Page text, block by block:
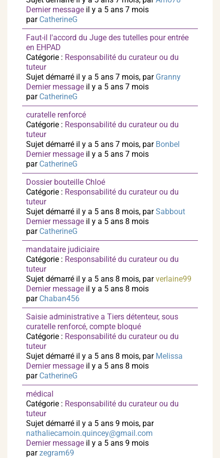
Dernier message il y a 5 ans 7 mois
par CatherineG
Faut-il l'accord du Juge des tutelles pour entrée
en EHPAD
Catégorie : Responsabilité du curateur ou du
tuteur
Sujet démarré il y a 5 ans 7 mois, par Granny
Dernier message il y a 5 ans 7 mois
par CatherineG
curatelle renforcé
Catégorie : Responsabilité du curateur ou du
tuteur
Sujet démarré il y a 5 ans 7 mois, par Bonbel
Dernier message il y a 5 ans 7 mois
par CatherineG
Dossier bouteille Chloé
Catégorie : Responsabilité du curateur ou du
tuteur
Sujet démarré il y a 5 ans 8 mois, parSabbout
Dernier message il y a 5 ans 8 mois
par CatherineG
mandataire judiciaire
Catégorie : Responsabilité du curateur ou du
tuteur
Sujet démarré il y a 5 ans 8 mois, parverlaine99
Dernier message il y a 5 ans 8 mois
par Chaban456
Saisie administrative a Tiers détenteur, sous
curatelle renforcé, compte bloqué
Catégorie : Responsabilité du curateur ou du
tuteur
Sujet démarré il y a 5 ans 8 mois, par Melissa
Dernier message il y a 5 ans 8 mois
par CatherineG
médical
Catégorie : Responsabilité du curateur ou du
tuteur
Sujet démarré il y a 5 ans 9 mois, par
nathaliecamoin.quincey@gmail.com
Dernier message il y a 5 ans 9 mois
parzegram69